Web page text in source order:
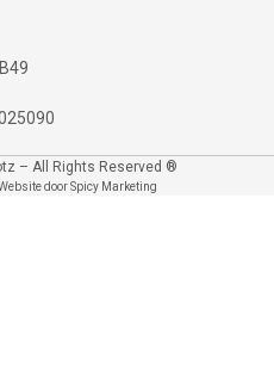
– All Rights Reserved ®
Website doorSpicy Marketing